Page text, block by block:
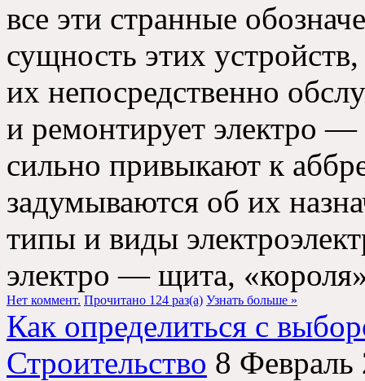
все эти странные
сущность этих
их непосредственно
и ремонтирует электро —
сильно привыкают к
задумываются об их
типы и виды
электро — щита,
Нет коммент. Прочитано 124 раз(a) Узнать больше »
Как определиться с
Строительство 8 Февраль